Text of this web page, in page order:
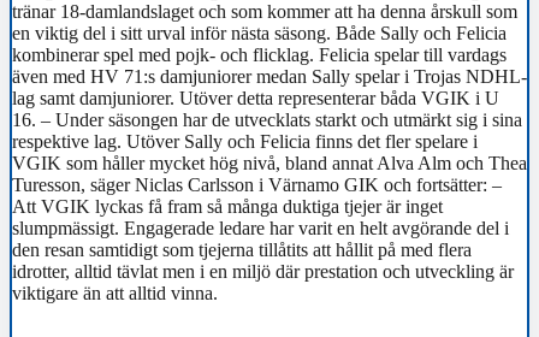
tränar 18-damlandslaget och som kommer att ha denna årskull som
en viktig del i sitt urval inför nästa säsong. Både Sally och Felicia
kombinerar spel med pojk- och flicklag. Felicia spelar till vardags
även med HV 71:s damjuniorer medan Sally spelar i Trojas NDHL-
lag samt damjuniorer. Utöver detta representerar båda VGIK i U
16. – Under säsongen har de utvecklats starkt och utmärkt sig i sina
respektive lag. Utöver Sally och Felicia finns det fler spelare i
VGIK som håller mycket hög nivå, bland annat Alva Alm och Thea
Turesson, säger Niclas Carlsson i Värnamo GIK och fortsätter: –
Att VGIK lyckas få fram så många duktiga tjejer är inget
slumpmässigt. Engagerade ledare har varit en helt avgörande del i
den resan samtidigt som tjejerna tillåtits att hållit på med flera
idrotter, alltid tävlat men i en miljö där prestation och utveckling är
viktigare än att alltid vinna.